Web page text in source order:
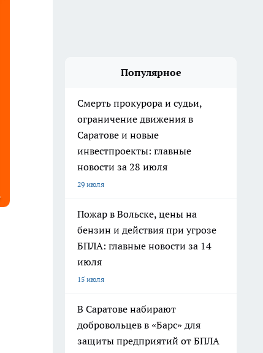
Популярное
Смерть прокурора и судьи,
ограничение движения в
Саратове и новые
инвестпроекты: главные
новости за 28 июля
29 июля
Пожар в Вольске, цены на
бензин и действия при угрозе
БПЛА: главные новости за 14
июля
15 июля
В Саратове набирают
добровольцев в «Барс» для
защиты предприятий от БПЛА